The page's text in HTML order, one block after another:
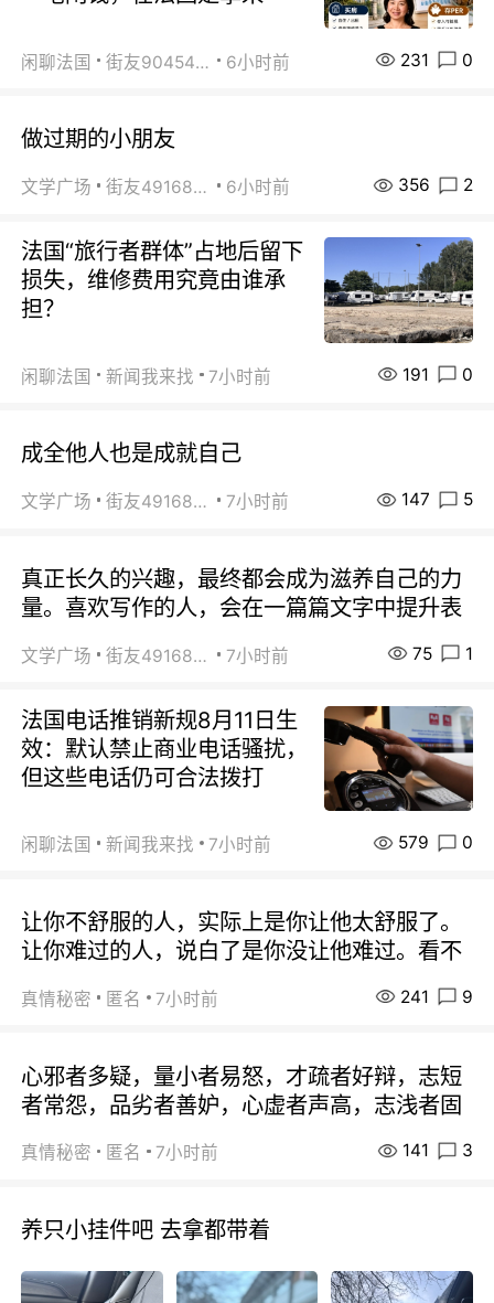
闲聊法国 街友90454511 6小时前 231 0
做过期的小朋友
文学广场 街友49168527 6小时前 356 2
法国“旅行者群体”占地后留下
损失，维修费用究竟由谁承
担？
闲聊法国 新闻我来找 7小时前 191 0
成全他人也是成就自己
文学广场 街友49168527 7小时前 147 5
真正长久的兴趣，最终都会成为滋养自己的力
量。喜欢写作的人，会在一篇篇文字中提升表
文学广场 街友49168527 7小时前 75 1
法国电话推销新规8月11日生
效：默认禁止商业电话骚扰，
但这些电话仍可合法拨打
闲聊法国 新闻我来找 7小时前 579 0
让你不舒服的人，实际上是你让他太舒服了。
让你难过的人，说白了是你没让他难过。看不
真情秘密 匿名 7小时前 241 9
心邪者多疑，量小者易怒，才疏者好辩，志短
者常怨，品劣者善妒，心虚者声高，志浅者固
真情秘密 匿名 7小时前 141 3
养只小挂件吧 去拿都带着